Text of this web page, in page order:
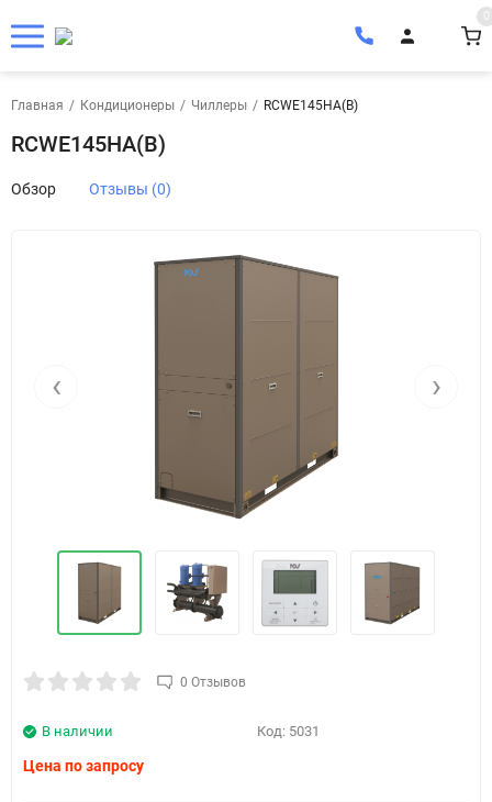
0
Главная / Кондиционеры / Чиллеры / RCWE145HA(B)
RCWE145HA(B)
Обзор Отзывы (0)
‹ ›
0 Отзывов
Код: 5031
В наличии
Цена по запросу